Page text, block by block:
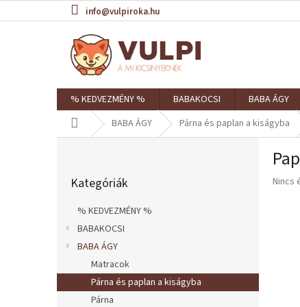
a
info@vulpiroka.hu
% KEDVEZMÉNY % BABAKOCSI BABA ÁGY
KezdőlapBABA ÁGY Párna és paplan a kiságyba
e
átugrása
Kategóriák
% KEDVEZMÉNY %
BABAKOCSI
BABA ÁGY
Matracok
Párna és paplan a kiságyba
Párna
A
Nincs